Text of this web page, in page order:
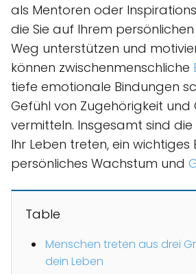
als Mentoren oder
die Sie auf Ihrem
Weg unterstützen und
können zwischenmenschliche
tiefe emotionale Bindungen
Gefühl von Zugehörigkeit
vermitteln. Insgesamt sind die
Ihr Leben treten, ein wichtiges
persönliches Wachstum und
Table
Menschen treten aus drei
dein Leben